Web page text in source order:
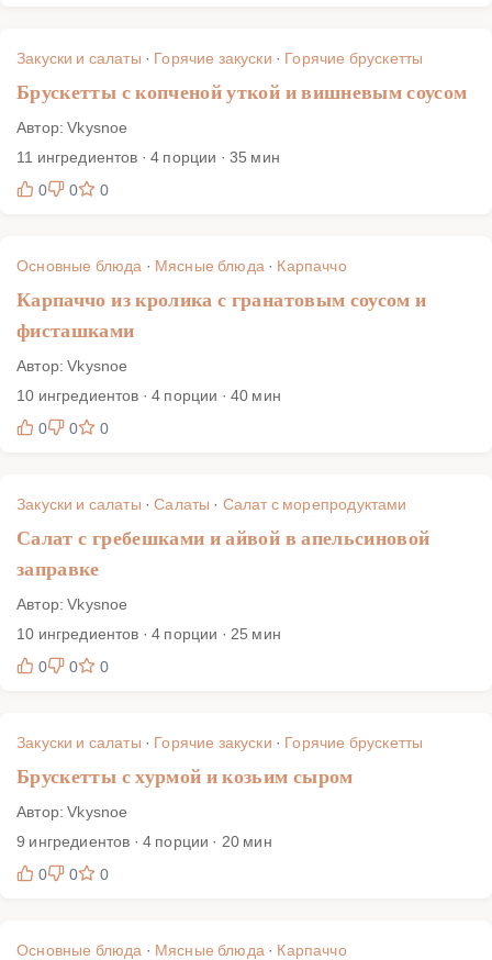
Закуски и салаты · Горячие закуски · Горячие брускетты
Брускетты с копченой уткой и вишневым соусом
Автор: Vkysnoe
11 ингредиентов · 4 порции · 35 мин
0
0 0
Основные блюда · Мясные блюда· Карпаччо
Карпаччо из кролика с гранатовым соусом и
фисташками
Автор: Vkysnoe
10 ингредиентов · 4 порции · 40 мин
0
0 0
Закуски и салаты ·Салаты · Салат с морепродуктами
Салат с гребешками и айвой в апельсиновой
заправке
Автор: Vkysnoe
10 ингредиентов · 4 порции · 25 мин
0
0 0
Закуски и салаты · Горячие закуски · Горячие брускетты
Брускетты с хурмой и козьим сыром
Автор: Vkysnoe
9 ингредиентов · 4 порции · 20 мин
0
0 0
Основные блюда · Мясные блюда· Карпаччо